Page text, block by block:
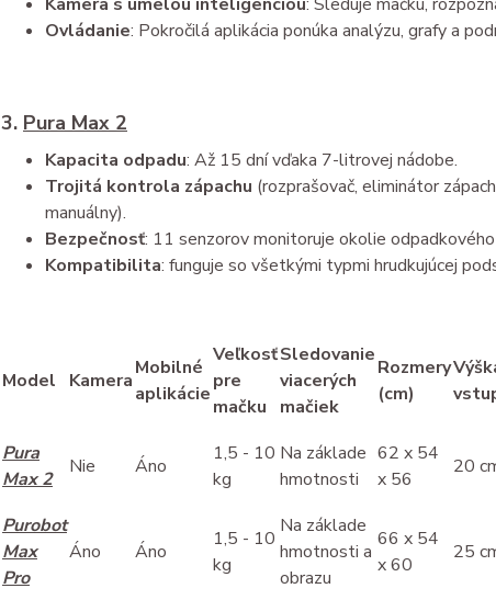
Ovládanie: Pokročilá aplikácia ponúka analýzu, grafy a
3. Pura Max 2
Kapacita odpadu: Až 15 dní vďaka 7-litrovej nádobe.
Trojitá kontrola zápachu (rozprašovač, eliminátor
manuálny).
Bezpečnosť: 11 senzorov monitoruje okolie
Kompatibilita: funguje so všetkými typmi hrudkujúcej
Model Kamera
Mobilné
aplikácie
Veľkosť
pre
mačku
Sledovanie
viacerých
mačiek
Rozmery
(cm)
Pura
Max 2
Nie Áno
1,5 - 10
kg
Na základe
hmotnosti
62 x 54
x 56
20
Purobot
Max
Pro
Áno Áno
1,5 - 10
kg
Na základe
hmotnosti a
obrazu
66 x 54
x 60
25